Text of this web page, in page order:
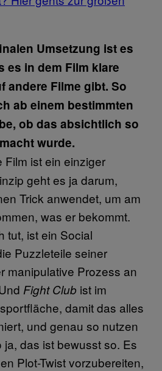
Umsetzung ist es
es in dem Film klare
andere Filme gibt. So
ab einem bestimmten
ob das absichtlich so
wurde.
Film ist ein einziger
geht es ja darum,
Trick anwendet, um am
was er bekommt.
tut, ist ein Social
Puzzleteile seiner
manipulative Prozess an
Fight Club ist im
damit das alles
und genau so nutzen
das ist bewusst so. Es
Plot-Twist vorzubereiten,